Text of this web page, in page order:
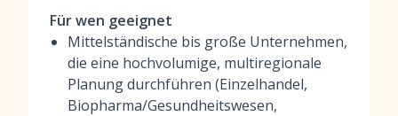
Für wen geeignet
Mittelständische bis große Unternehmen,
die eine hochvolumige, multiregionale
Planung durchführen (Einzelhandel,
Biopharma/Gesundheitswesen,